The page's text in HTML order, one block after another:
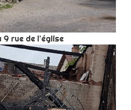
rue de l’église